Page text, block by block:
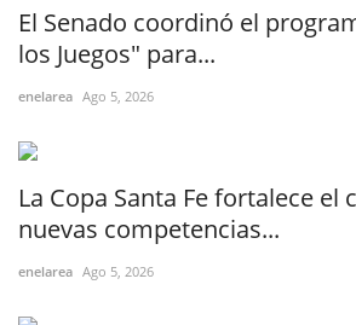
El Senado coordinó el
los Juegos" para...
enelarea Ago 5, 2026
La Copa Santa Fe fortalece el
nuevas competencias...
enelarea Ago 5, 2026